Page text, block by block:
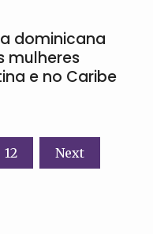
dominicana
mulheres
e no Caribe
12 Next